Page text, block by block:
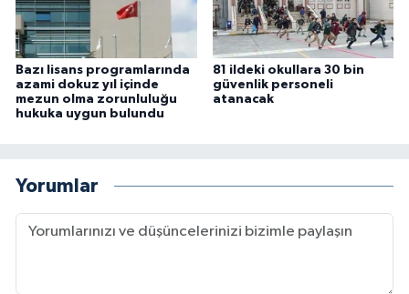
Bazı lisans programlarında
azami dokuz yıl içinde
mezun olma zorunluluğu
hukuka uygun bulundu
81 ildeki okullara 30 bin
güvenlik personeli
atanacak
Yorumlar